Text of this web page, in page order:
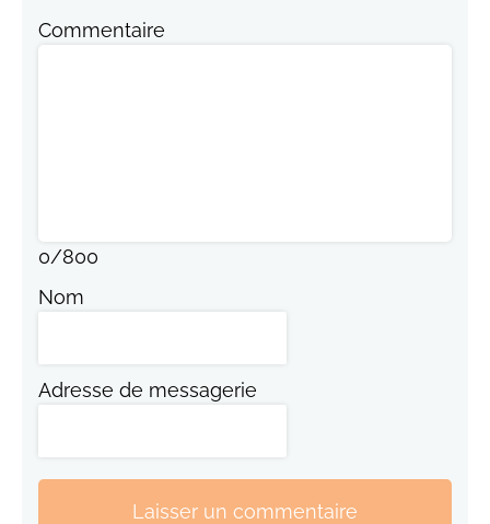
Commentaire
0/800
Nom
Adresse de messagerie
Laisser un commentaire